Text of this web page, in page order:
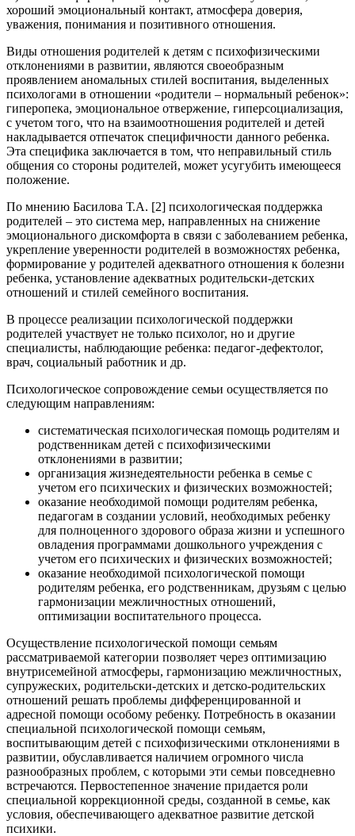
хороший эмоциональный контакт, атмосфера доверия,
уважения, понимания и позитивного отношения.
Виды отношения родителей к детям с психофизическими
отклонениями в развитии, являются своеобразным
проявлением аномальных стилей воспитания, выделенных
психологами в отношении «родители – нормальный ребенок»:
гиперопека, эмоциональное отвержение, гиперсоциализация,
с учетом того, что на взаимоотношения родителей и детей
накладывается отпечаток специфичности данного ребенка.
Эта специфика заключается в том, что неправильный стиль
общения со стороны родителей, может усугубить имеющееся
положение.
По мнению Басилова Т.А. [2] психологическая поддержка
родителей – это система мер, направленных на снижение
эмоционального дискомфорта в связи с заболеванием ребенка,
укрепление уверенности родителей в возможностях ребенка,
формирование у родителей адекватного отношения к болезни
ребенка, установление адекватных родительски-детских
отношений и стилей семейного воспитания.
В процессе реализации психологической поддержки
родителей участвует не только психолог, но и другие
специалисты, наблюдающие ребенка: педагог-дефектолог,
врач, социальный работник и др.
Психологическое сопровождение семьи осуществляется по
следующим направлениям:
систематическая психологическая помощь родителям и
родственникам детей с психофизическими
отклонениями в развитии;
организация жизнедеятельности ребенка в семье с
учетом его психических и физических возможностей;
оказание необходимой помощи родителям ребенка,
педагогам в создании условий, необходимых ребенку
для полноценного здорового образа жизни и успешного
овладения программами дошкольного учреждения с
учетом его психических и физических возможностей;
оказание необходимой психологической помощи
родителям ребенка, его родственникам, друзьям с целью
гармонизации межличностных отношений,
оптимизации воспитательного процесса.
Осуществление психологической помощи семьям
рассматриваемой категории позволяет через оптимизацию
внутрисемейной атмосферы, гармонизацию межличностных,
супружеских, родительски-детских и детско-родительских
отношений решать проблемы дифференцированной и
адресной помощи особому ребенку. Потребность в оказании
специальной психологической помощи семьям,
воспитывающим детей с психофизическими отклонениями в
развитии, обуславливается наличием огромного числа
разнообразных проблем, с которыми эти семьи повседневно
встречаются. Первостепенное значение придается роли
специальной коррекционной среды, созданной в семье, как
условия, обеспечивающего адекватное развитие детской
психики.